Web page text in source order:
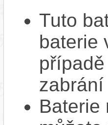
Tuto
baterie
Baterie